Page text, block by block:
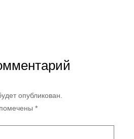
опубликован.
*